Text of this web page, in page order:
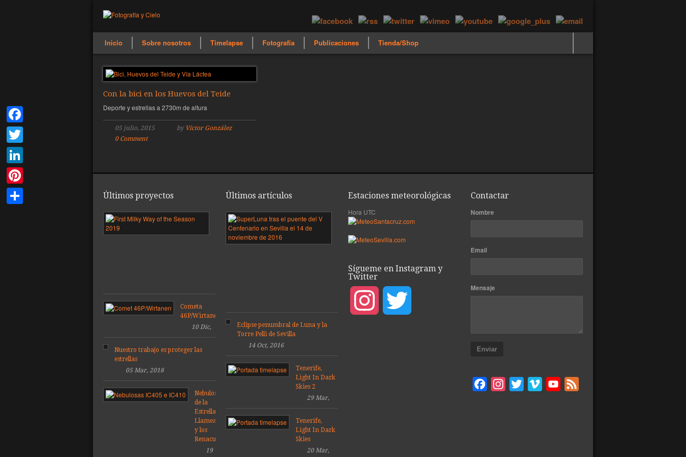
Inicio Sobre nosotros Timelapse Fotografía Publicaciones Tienda/Shop
Con la bici en los Huevos del Teide
Deporte y estrellas a 2730m de altura
05 julio, 2015 by Víctor González
0 Comment
Últimos proyectos
Primera
Láctea
Cometa
46P/Wirtanen
10 Dic,
2018
Nuestro trabajo es proteger las
estrellas
05 Mar, 2018
Nebulosas
de la
Estrella
Llameante
y los
Renacuajos
19
Últimos artículos
SuperLuna
sobre
puente
Centenario,
Sevilla
2016
Dic,
Eclipse penumbral de Luna y la
Torre Pelli de Sevilla
14 Oct, 2016
Tenerife,
Light In Dark
Skies 2
29 Mar,
2014
Tenerife,
Light In Dark
Skies
20 Mar,
Estaciones meteorológicas
Hora UTC
Sígueme en Instagram y
Twitter
Instagram
Contactar
Nombre
Email
Mensaje
Enviar
FacebookInstagram
Twitter Vimeo YouTube
Facebook
Twitter
LinkedIn
Pinterest